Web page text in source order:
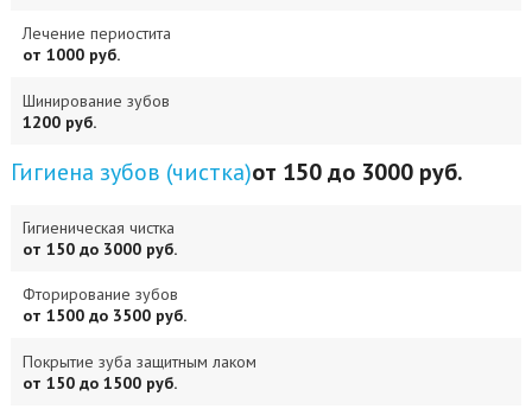
Лечение периостита
от 1000 руб.
Шинирование зубов
1200 руб.
Гигиена зубов (чистка)от 150 до 3000 руб.
Гигиеническая чистка
от 150 до 3000 руб.
Фторирование зубов
от 1500 до 3500 руб.
Покрытие зуба защитным лаком
от 150 до 1500 руб.